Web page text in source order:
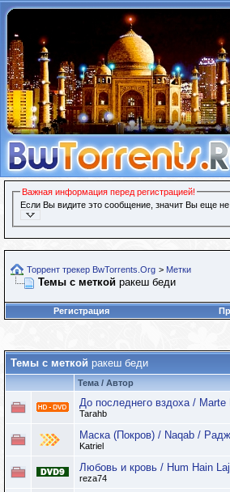
Важная информация перед регистрацией!
Если Вы видите это сообщение, значит Вы еще
Торрент трекер BwTorrents.Org > Метки
Темы с меткой ракеш беди
Регистрация
Темы с меткой ракеш беди
Тема / Автор
До последнего вздоха /
Tarahb
Маска (Покров) / Naqab /
Katriel
Любовь и кровь / Hum Hain
reza74